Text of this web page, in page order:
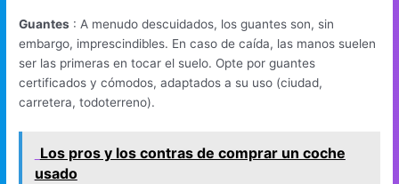
Guantes : A menudo descuidados, los guantes son, sin
embargo, imprescindibles. En caso de caída, las manos suelen
ser las primeras en tocar el suelo. Opte por guantes
certificados y cómodos, adaptados a su uso (ciudad,
carretera, todoterreno).
Los pros y los contras de comprar un coche
usado